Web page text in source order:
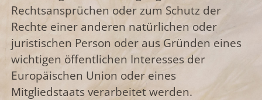
Rechtsansprüchen oder zum Schutz der
Rechte einer anderen natürlichen oder
juristischen Person oder aus Gründen eines
wichtigen öffentlichen Interesses der
Europäischen Union oder eines
Mitgliedstaats verarbeitet werden.